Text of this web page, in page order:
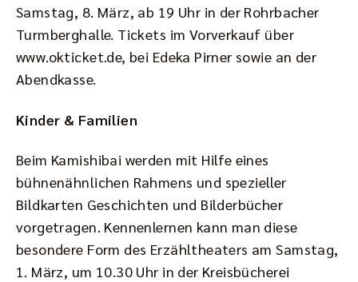
Samstag, 8. März, ab 19 Uhr in der Rohrbacher
Turmberghalle. Tickets im Vorverkauf über
www.okticket.de, bei Edeka Pirner sowie an der
Abendkasse.
Kinder & Familien
Beim Kamishibai werden mit Hilfe eines
bühnenähnlichen Rahmens und spezieller
Bildkarten Geschichten und Bilderbücher
vorgetragen. Kennenlernen kann man diese
besondere Form des Erzähltheaters am Samstag,
1. März, um 10.30 Uhr in der Kreisbücherei